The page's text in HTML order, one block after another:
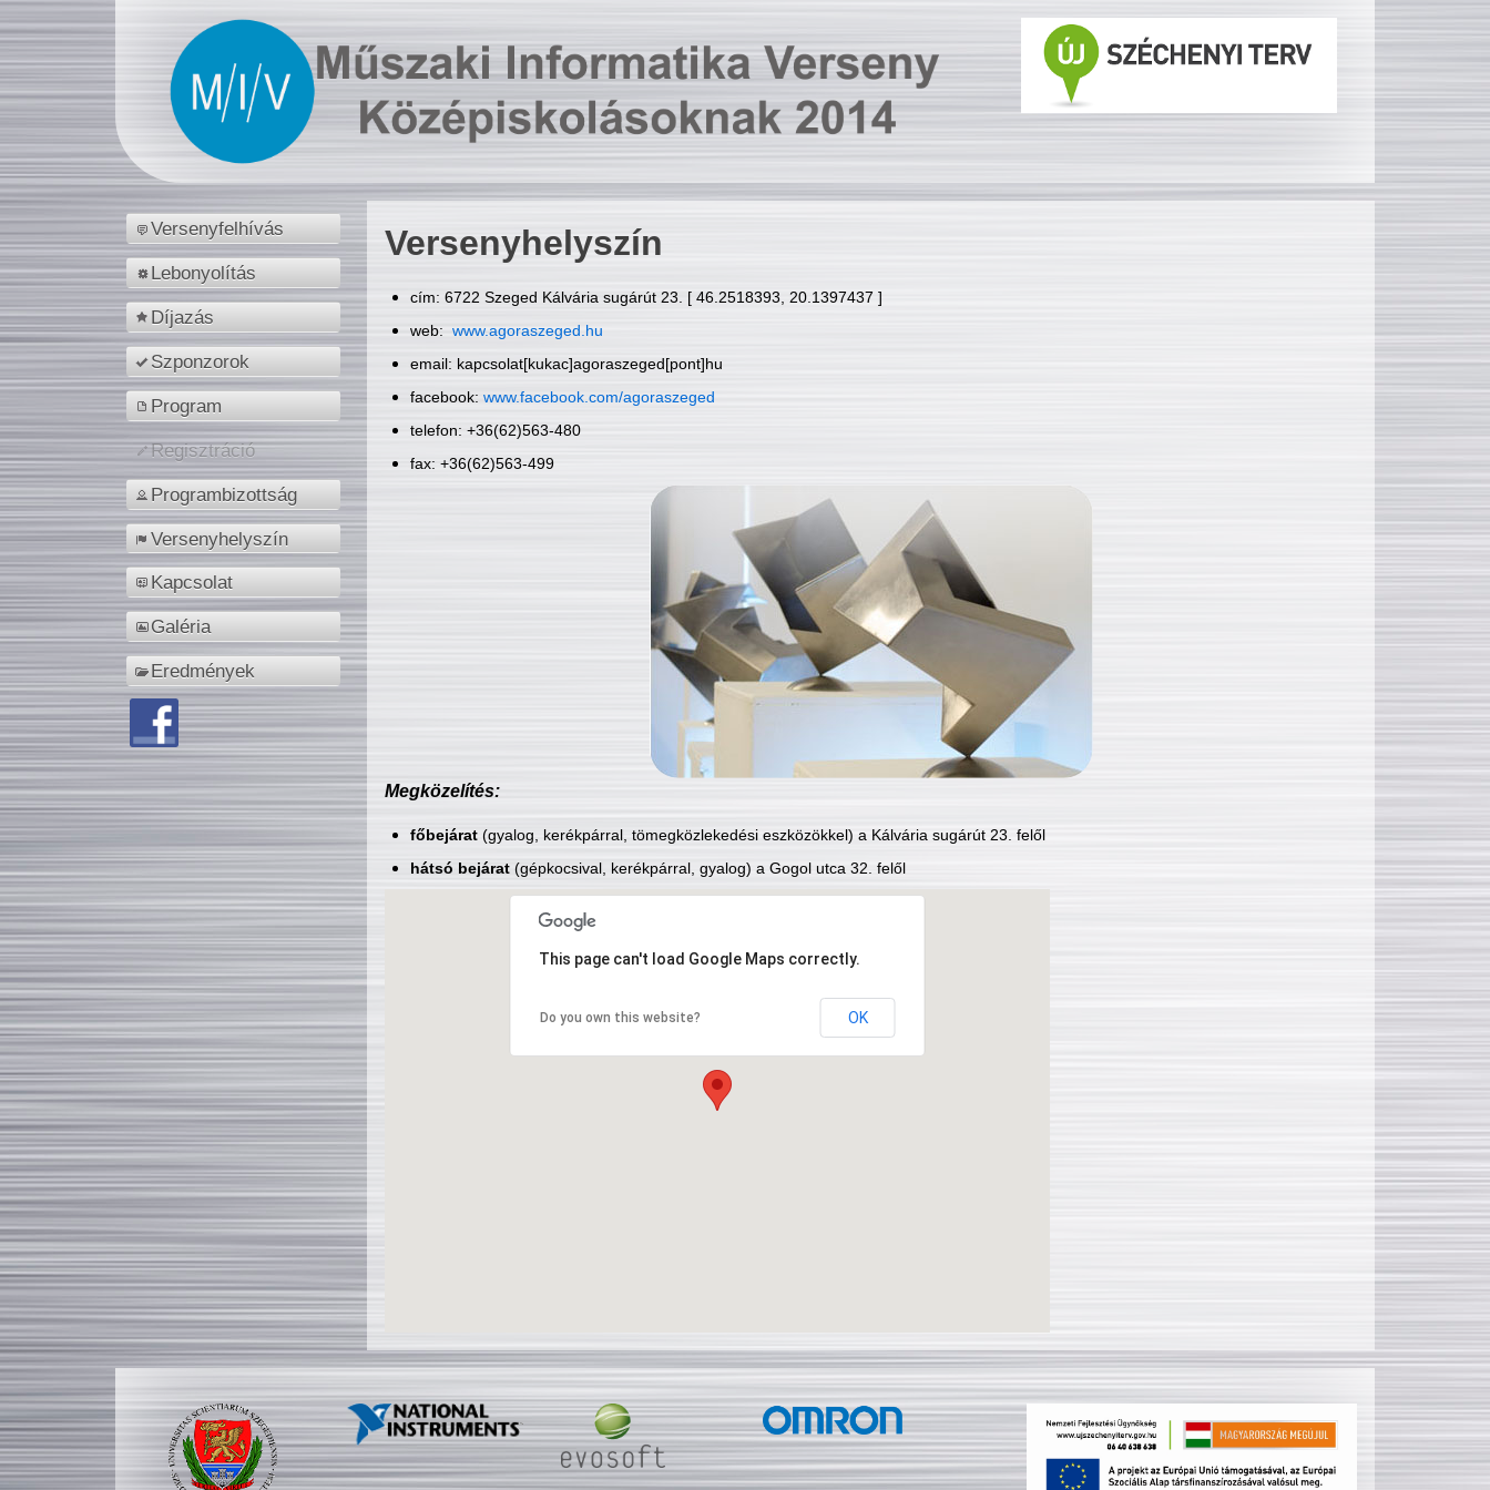
Versenyfelhívás
Lebonyolítás
Díjazás
Szponzorok
Program
Regisztráció
Programbizottság
Versenyhelyszín
Kapcsolat
Galéria
Eredmények
Versenyhelyszín
cím: 6722 Szeged Kálvária sugárút 23. [ 46.2518393, 20.1397437 ]
web: www.agoraszeged.hu
email: kapcsolat[kukac]agoraszeged[pont]hu
facebook: www.facebook.com/agoraszeged
telefon: +36(62)563-480
fax: +36(62)563-499
Megközelítés:
főbejárat(gyalog, kerékpárral, tömegközlekedési eszközökkel) a Kálvária sugárút 23. felől
hátsó bejárat(gépkocsival, kerékpárral, gyalog) a Gogol utca 32. felől
This page can't load Google Maps correctly.
Do you own this website? OK